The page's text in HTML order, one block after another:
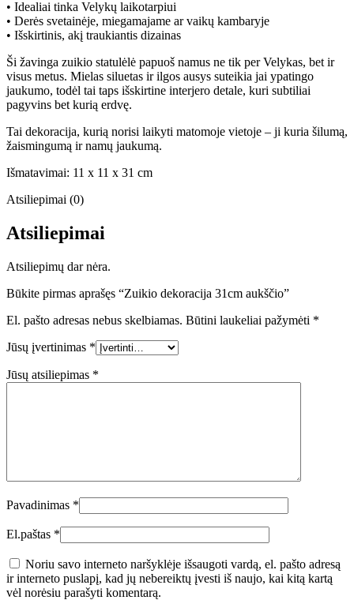
• Idealiai tinka Velykų laikotarpiui
• Derės svetainėje, miegamajame ar vaikų kambaryje
• Išskirtinis, akį traukiantis dizainas
Ši žavinga zuikio statulėlė papuoš namus ne tik per Velykas, bet ir
visus metus. Mielas siluetas ir ilgos ausys suteikia jai ypatingo
jaukumo, todėl tai taps išskirtine interjero detale, kuri subtiliai
pagyvins bet kurią erdvę.
Tai dekoracija, kurią norisi laikyti matomoje vietoje – ji kuria šilumą,
žaismingumą ir namų jaukumą.
Išmatavimai: 11 x 11 x 31 cm
Atsiliepimai (0)
Atsiliepimai
Atsiliepimų dar nėra.
Būkite pirmas aprašęs “Zuikio dekoracija 31cm aukščio”
El. pašto adresas nebus skelbiamas. Būtini laukeliai pažymėti *
Jūsų įvertinimas *
Jūsų atsiliepimas *
Pavadinimas *
El.paštas *
Noriu savo interneto naršyklėje išsaugoti vardą, el. pašto adresą
ir interneto puslapį, kad jų nebereiktų įvesti iš naujo, kai kitą kartą
vėl norėsiu parašyti komentarą.